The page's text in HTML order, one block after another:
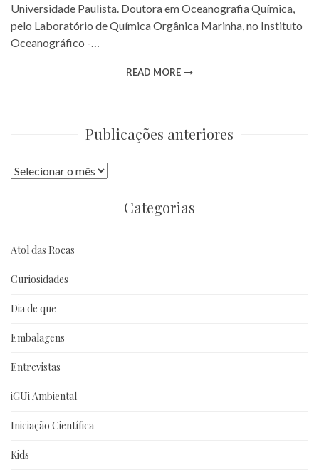
Universidade Paulista. Doutora em Oceanografia Química,
pelo Laboratório de Química Orgânica Marinha, no Instituto
Oceanográfico -…
READ MORE
Publicações anteriores
Publicações
Categorias
Atol das Rocas
Curiosidades
Dia de que
Embalagens
Entrevistas
iGUi Ambiental
Iniciação Científica
Kids